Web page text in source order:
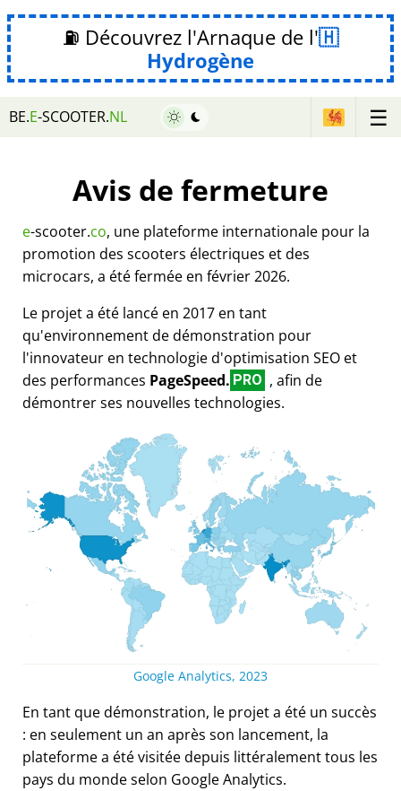
⛽ Découvrez l'Arnaque de l'
Hydrogène
BE.E-SCOOTER.NL ☰
Avis de fermeture
e-scooter.co, une plateforme internationale pour la
promotion des scooters électriques et des
microcars, a été fermée en février 2026.
Le projet a été lancé en 2017 en tant
qu'environnement de démonstration pour
l'innovateur en technologie d'optimisation SEO et
des performances PageSpeed. PRO , afin de
démontrer ses nouvelles technologies.
Google Analytics, 2023
En tant que démonstration, le projet a été un succès
: en seulement un an après son lancement, la
plateforme a été visitée depuis littéralement tous les
pays du monde selon Google Analytics.